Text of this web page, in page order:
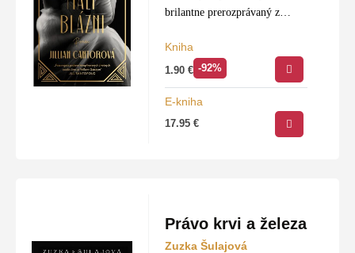
brilantne prerozprávaný z
Kniha
1.90€ -92%
E-kniha
17.95€
Právo krvi a železa
Zuzka Šulajová